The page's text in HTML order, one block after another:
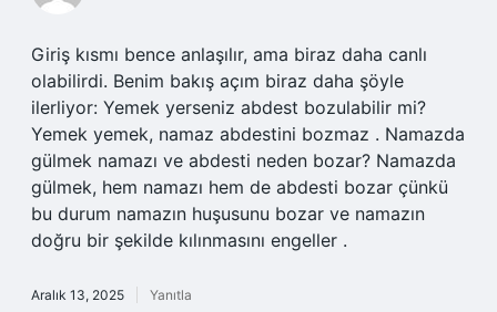
Giriş kısmı bence anlaşılır, ama biraz daha canlı
olabilirdi. Benim bakış açım biraz daha şöyle
ilerliyor: Yemek yerseniz abdest bozulabilir mi?
Yemek yemek, namaz abdestini bozmaz . Namazda
gülmek namazı ve abdesti neden bozar? Namazda
gülmek, hem namazı hem de abdesti bozar çünkü
bu durum namazın huşusunu bozar ve namazın
doğru bir şekilde kılınmasını engeller .
Aralık 13, 2025 Yanıtla